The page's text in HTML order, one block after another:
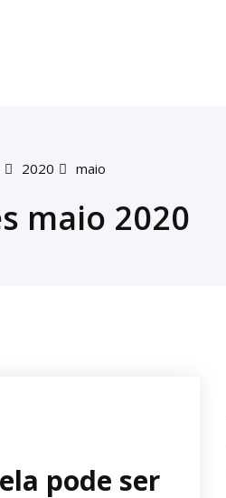
2020 maio
maio 2020
pode ser